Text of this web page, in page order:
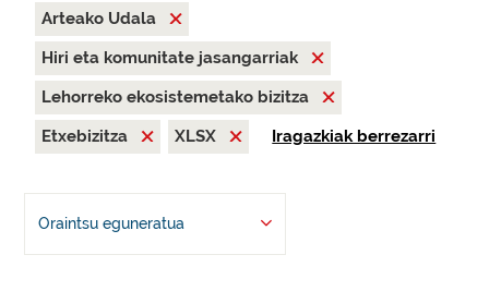
Arteako Udala
Hiri eta komunitate jasangarriak
Lehorreko ekosistemetako bizitza
Etxebizitza
XLSX Iragazkiak berrezarri
Oraintsu eguneratua